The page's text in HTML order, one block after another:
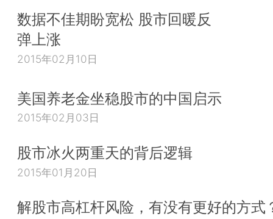
数据不佳期盼宽松 股市回暖反
弹上涨
2015年02月10日
美国养老金坐稳股市的中国启示
2015年02月03日
股市冰火两重天的背后逻辑
2015年01月20日
解股市高杠杆风险，有没有更好的方式